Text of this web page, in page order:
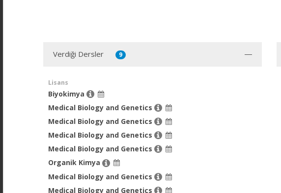
Verdiği Dersler 9
Lisans
Biyokimya
Medical Biology and Genetics
Medical Biology and Genetics
Medical Biology and Genetics
Medical Biology and Genetics
Organik Kimya
Medical Biology and Genetics
Medical Biology and Genetics